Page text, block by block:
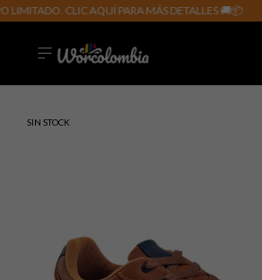
CLIC AQUÍ PARA MÁS DETALLES 🚚📦
SIN STOCK